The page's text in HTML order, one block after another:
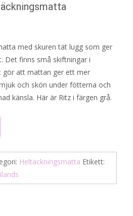
med skuren tät lugg som ger
Det finns små skiftningar i
gör att mattan ger ett mer
och skön under fötterna och
känsla. Här är Ritz i färgen grå.
Heltäckningsmatta Etikett: